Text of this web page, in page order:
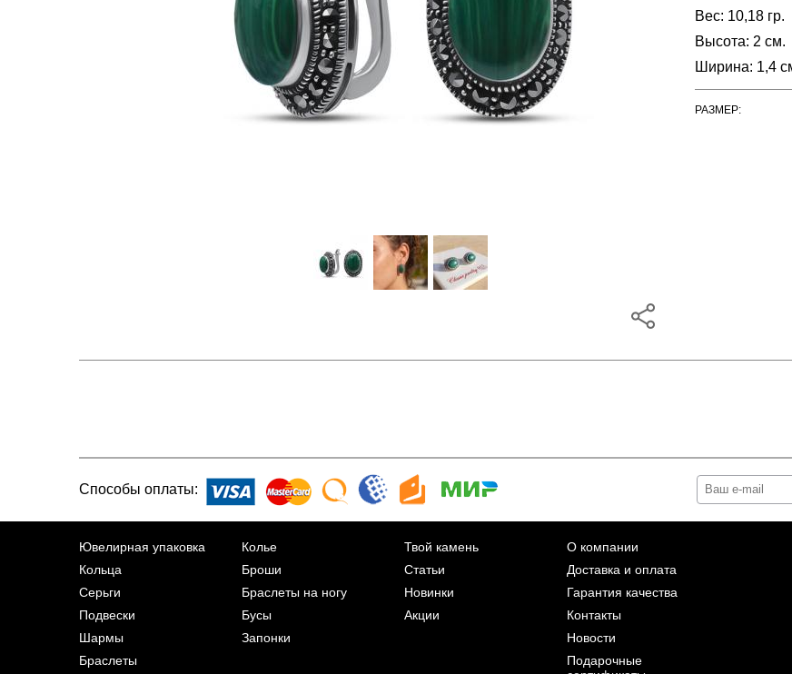
Вес: 10,18 гр.
Высота: 2 см.
Ширина: 1,4
РАЗМЕР:
Способы оплаты:
Ювелирная упаковка
Кольца
Серьги
Подвески
Шармы
Браслеты
Колье
Броши
Браслеты на ногу
Бусы
Запонки
Твой камень
Статьи
Новинки
Акции
О компании
Доставка и оплата
Гарантия качества
Контакты
Новости
Подарочные